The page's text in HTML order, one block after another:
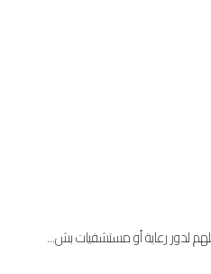
لدور رعاية أو مستشفيات بش...